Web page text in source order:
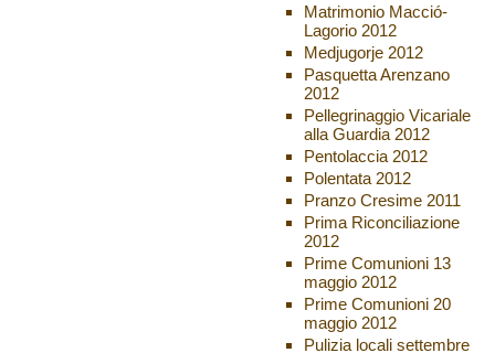
Matrimonio Macció-
Lagorio 2012
Medjugorje 2012
Pasquetta Arenzano
2012
Pellegrinaggio Vicariale
alla Guardia 2012
Pentolaccia 2012
Polentata 2012
Pranzo Cresime 2011
Prima Riconciliazione
2012
Prime Comunioni 13
maggio 2012
Prime Comunioni 20
maggio 2012
Pulizia locali settembre